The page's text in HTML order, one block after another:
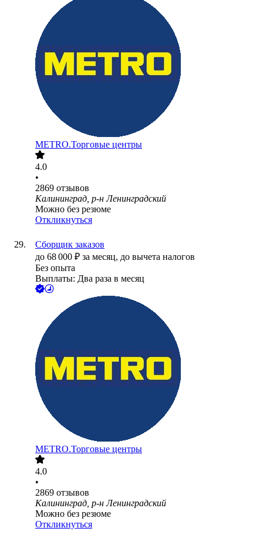
METRO.Торговые центры
4.0
•
2869 отзывов
Калининград, р-н Ленинградский
Можно без резюме
Откликнуться
Сборщик заказов
до 68 000 ₽ за месяц, до вычета налогов
Без опыта
Выплаты: Два раза в месяц
METRO.Торговые центры
4.0
•
2869 отзывов
Калининград, р-н Ленинградский
Можно без резюме
Откликнуться